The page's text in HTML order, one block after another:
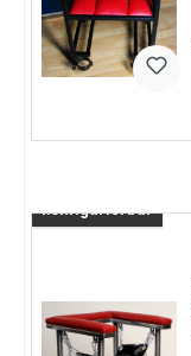
konfigurierbar